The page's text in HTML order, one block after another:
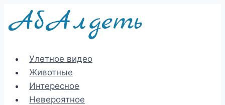
Перейти
Улетное видео
Животные
Интересное
Невероятное